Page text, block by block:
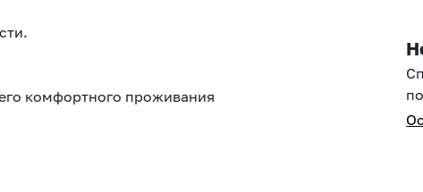
кoмфоpтнoго проживaния